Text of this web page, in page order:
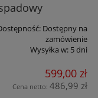
Dostępny na
zamówienie
Wysyłka w: 5 dni
599,00 zł
Cena netto: 486,99 zł